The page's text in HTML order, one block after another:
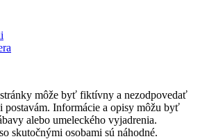
môže byť fiktívny a nezodpovedať
postavám. Informácie a opisy môžu byť
alebo umeleckého vyjadrenia.
skutočnými osobami sú náhodné.